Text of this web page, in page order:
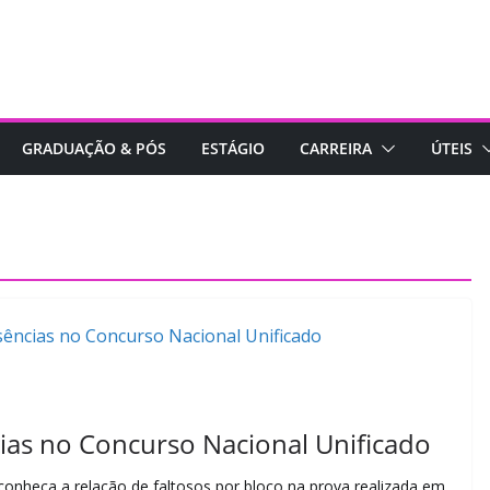
GRADUAÇÃO & PÓS ESTÁGIO CARREIRA ÚTEIS
no Concurso Nacional Unificado